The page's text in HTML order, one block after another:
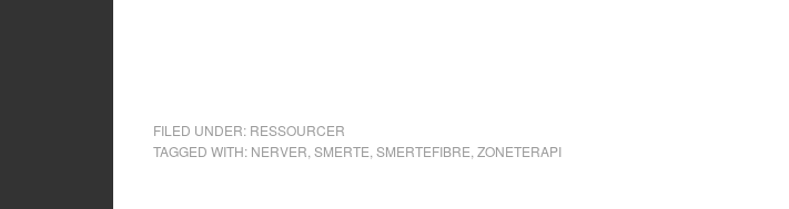
FILED UNDER: RESSOURCER
TAGGED WITH: NERVER SMERTE SMERTEFIBRE ZONETERAPI